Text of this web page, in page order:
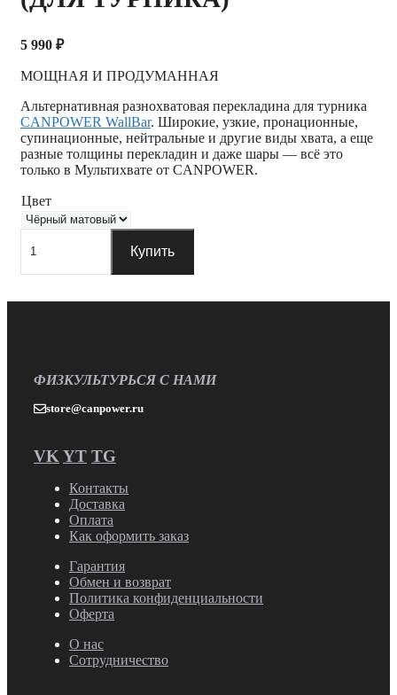
5 990 ₽
МОЩНАЯ И ПРОДУМАННАЯ
Альтернативная разнохватовая перекладина для турника
CANPOWER WallBar. Широкие, узкие, пронационные,
супинационные, нейтральные и другие виды хвата, а еще
разные толщины перекладин и даже шары — всё это
только в Мультихвате от CANPOWER.
Цвет
Перекладина
(для
Купить
ФИЗКУЛЬТУРЬСЯ С НАМИ
store@canpower.ru
VK YT TG
Контакты
Доставка
Оплата
Как оформить заказ
Гарантия
Обмен и возврат
Политика конфиденциальности
Оферта
О нас
Сотрудничество